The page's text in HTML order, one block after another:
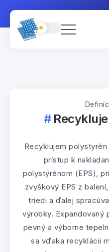
Recyklujem
prístup k
polystyrénom (EPS),
zvyškový EPS z
triedi a ďalej
výrobky. Expandovaný
pevný a výborne
sa vďaka recyklácii